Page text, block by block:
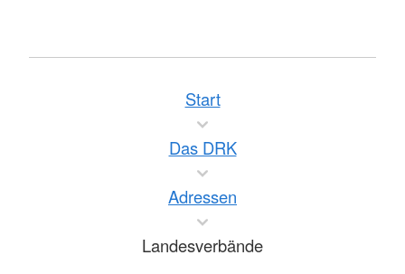
Start
Das DRK
Adressen
Landesverbände